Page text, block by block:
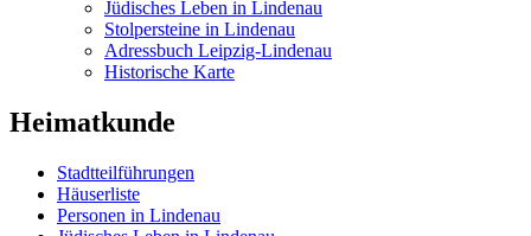
Jüdisches Leben in Lindenau
Stolpersteine in Lindenau
Adressbuch Leipzig-Lindenau
Historische Karte
Heimatkunde
Stadtteilführungen
Häuserliste
Personen in Lindenau